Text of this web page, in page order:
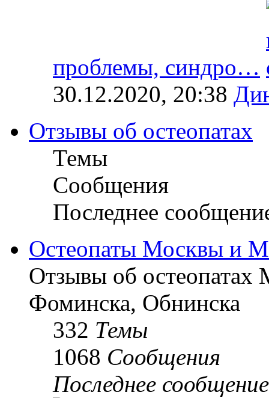
проблемы, синдро…
30.12.2020, 20:38
Отзывы об остеопатах
Темы
Сообщения
Последнее
Остеопаты Москвы и
Отзывы об
Фоминска, Обнинска
332 Темы
1068 Сообщения
Последнее сообщение